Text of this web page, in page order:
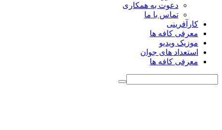
دعوت به همکاری
تماس با ما
کارآفرینی
معرفی کافه ها
موزیک ویدیو
استعداد های جوان
معرفی کافه ها